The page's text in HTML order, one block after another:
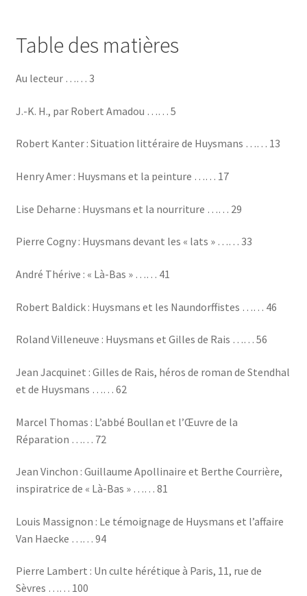
Table des matières
Au lecteur …… 3
J.-K. H., par Robert Amadou …… 5
Robert Kanter : Situation littéraire de Huysmans …… 13
Henry Amer : Huysmans et la peinture …… 17
Lise Deharne : Huysmans et la nourriture …… 29
Pierre Cogny : Huysmans devant les « lats » …… 33
André Thérive : « Là-Bas » …… 41
Robert Baldick : Huysmans et les Naundorffistes …… 46
Roland Villeneuve : Huysmans et Gilles de Rais …… 56
Jean Jacquinet : Gilles de Rais, héros de roman de Stendhal
et de Huysmans …… 62
Marcel Thomas : L’abbé Boullan et l’Œuvre de la
Réparation …… 72
Jean Vinchon : Guillaume Apollinaire et Berthe Courrière,
inspiratrice de « Là-Bas » …… 81
Louis Massignon : Le témoignage de Huysmans et l’affaire
Van Haecke …… 94
Pierre Lambert : Un culte hérétique à Paris, 11, rue de
Sèvres …… 100